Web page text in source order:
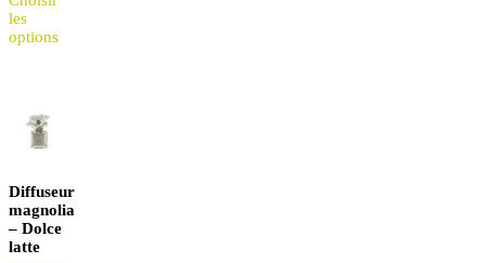
les
options
Diffuseur
magnolia
– Dolce
latte